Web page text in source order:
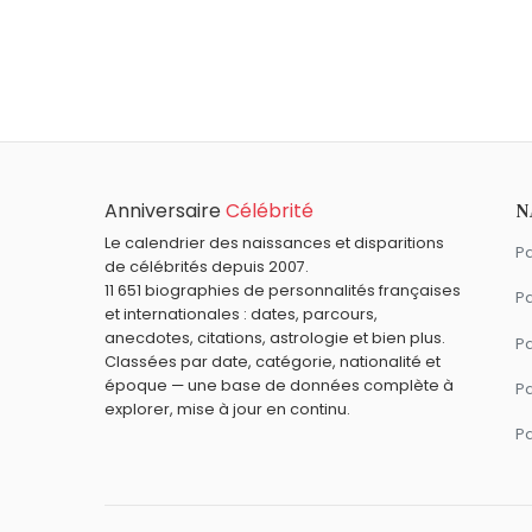
Joan Baez,Bob Dylan
Michael Jackson
AnniversaireCélébrité
Le calendrier des naissances et disparitions
de célébrités depuis 2007.
11 651 biographies de personnalités françaises
et internationales : dates, parcours,
anecdotes, citations, astrologie et bien plus.
Classées par date, catégorie, nationalité et
époque — une base de données complète à
explorer, mise à jour en continu.